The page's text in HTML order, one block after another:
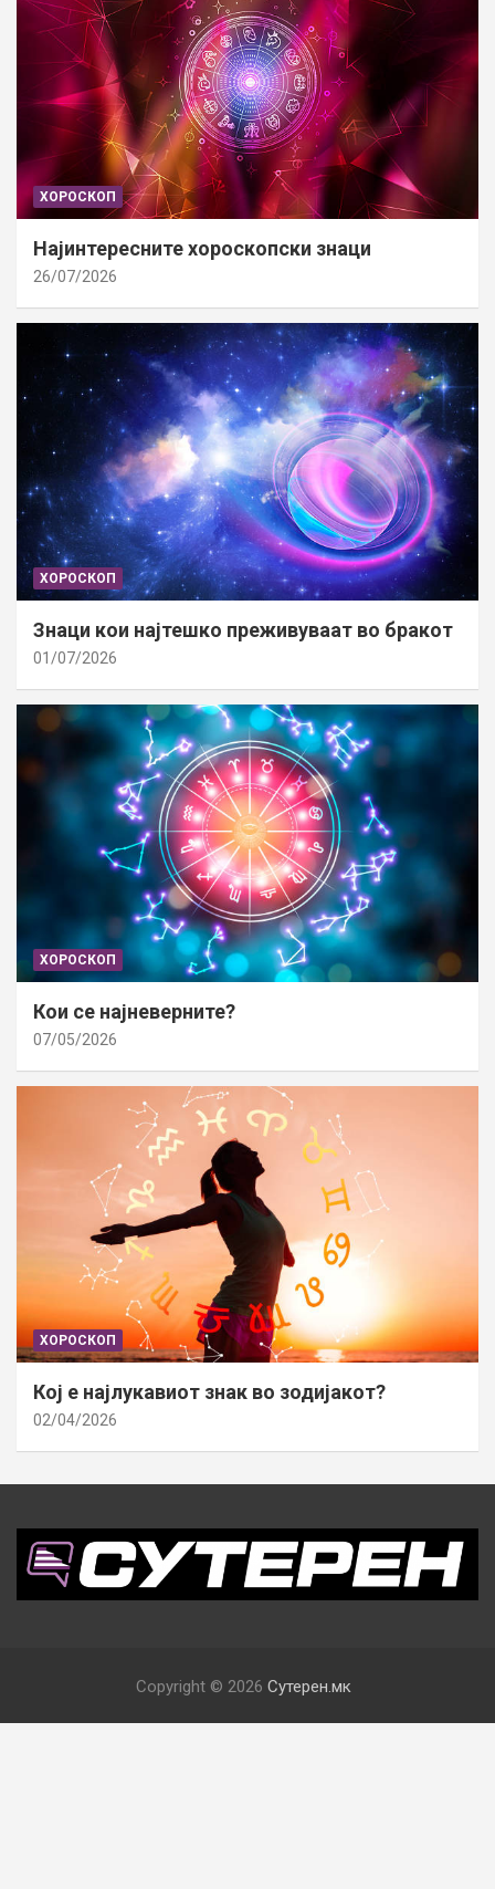
ХОРОСКОП
Најинтересните хороскопски знаци
26/07/2026
ХОРОСКОП
Знаци кои најтешко преживуваат во бракот
01/07/2026
ХОРОСКОП
Кои се најневерните?
07/05/2026
ХОРОСКОП
Кој е најлукавиот знак во зодијакот?
02/04/2026
Copyright © 2026 Сутерен.мк